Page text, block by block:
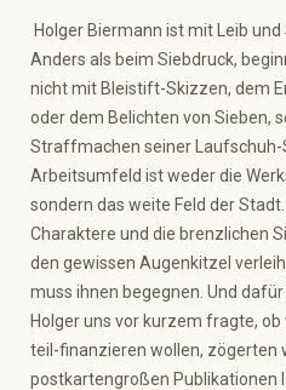
Holger Biermann ist mit Leib
Anders als beim Siebdruck,
nicht mit Bleistift-Skizzen, dem
oder dem Belichten von Sieben,
Straffmachen seiner Laufschuh-
Arbeitsumfeld ist weder die
sondern das weite Feld der
Charaktere und die brenzlichen
den gewissen Augenkitzel
muss ihnen begegnen. Und
Holger uns vor kurzem fragte,
teil-finanzieren wollen, zögerten
postkartengroßen Publikationen